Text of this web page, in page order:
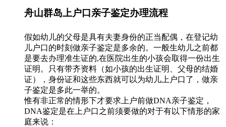
舟山群岛上户口亲子鉴定办理流程
假如幼儿的父母是具有夫妻身份的正当配偶，在登记幼
儿户口的时刻做亲子鉴定是多余的。一般生幼儿之前都
是要去办理准生证的,在医院出生的小孩会取得一份出生
证明。只有带齐资料（如小孩的出生证明、父母的结婚
证），身份证和这些东西就可以为幼儿上户口了，做亲
子鉴定是多此一举的。
惟有非正常的情形下才要求上户前做DNA亲子鉴定，
DNA鉴定是在上户口之前须要做的对于有以下情形的家
庭来说：